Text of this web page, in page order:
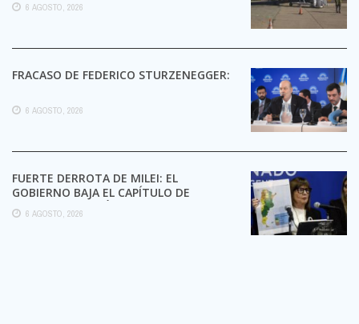
6 AGOSTO, 2026
FRACASO DE FEDERICO STURZENEGGER:
6 AGOSTO, 2026
FUERTE DERROTA DE MILEI: EL
GOBIERNO BAJA EL CAPÍTULO DE
EXTRANJERIZACIÓN DE TIERRAS
6 AGOSTO, 2026